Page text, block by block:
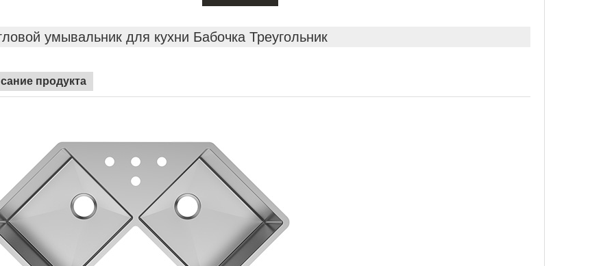
умывальник для кухни Бабочка Треугольник
продукта